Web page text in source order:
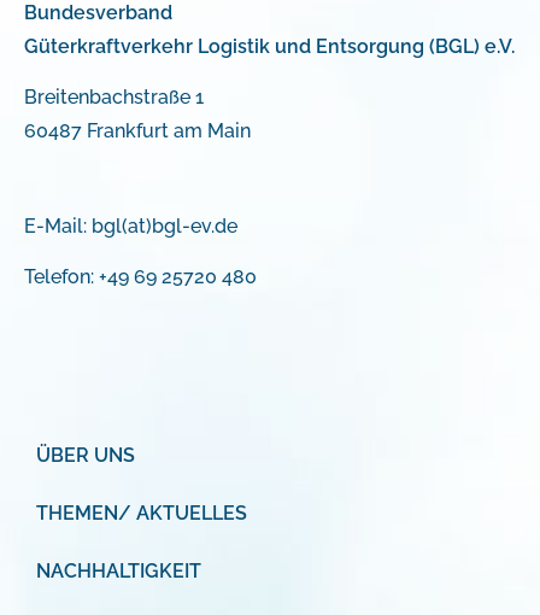
Bundesverband
Güterkraftverkehr Logistik und Entsorgung (BGL) e.V.
Breitenbachstraße 1
60487 Frankfurt am Main
E-Mail: bgl(at)bgl-ev.de
Telefon: +49 69 25720 480
ÜBER UNS
THEMEN/ AKTUELLES
NACHHALTIGKEIT